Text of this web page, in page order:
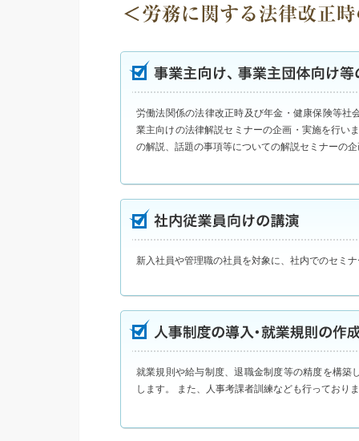
労働法関係の法律改正時及び年金・健康保険等社
業主向けの法律解説セミナーの企画・実施を行い
の解説、話題の事項等についての解説セミナーの
新入社員や管理職の社員を対象に、社内でのセミ
就業規則や給与制度、退職金制度等の精度を構築
します。 また、人事考課者訓練なども行っており